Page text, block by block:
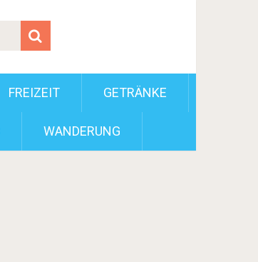
FREIZEIT GETRÄNKE
WANDERUNG